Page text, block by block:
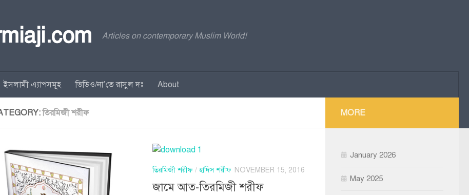
Articles on contemporary Muslim World!
ইসলামী এ্যাপসমূহ ভিডিও/না’তে রাসুল দঃ About
তিরমিজী শরীফ
তিরমিজী শরীফ /হাদিস শরীফ NOVEMBER 15, 2016
জামে আত-তিরমিজী শরীফ
MORE
January 2026
May 2025